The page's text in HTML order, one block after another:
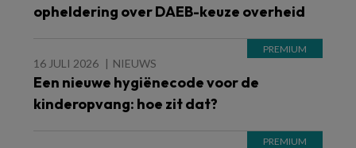
opheldering over DAEB-keuze overheid
16 JULI 2026 NIEUWS
Een nieuwe hygiënecode voor de
kinderopvang: hoe zit dat?